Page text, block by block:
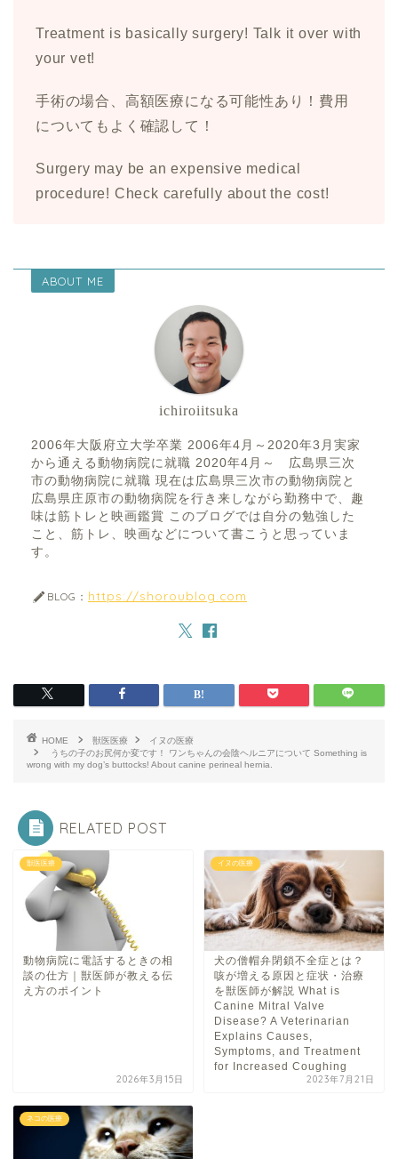
Treatment is basically surgery! Talk it over with
your vet!
手術の場合、高額医療になる可能性あり！費用
についてもよく確認して！
Surgery may be an expensive medical
procedure! Check carefully about the cost!
ABOUT ME
ichiroiitsuka
2006年大阪府立大学卒業 2006年4月～2020年3月実家
から通える動物病院に就職 2020年4月～ 広島県三次
市の動物病院に就職 現在は広島県三次市の動物病院と
広島県庄原市の動物病院を行き来しながら勤務中で、趣
味は筋トレと映画鑑賞 このブログでは自分の勉強した
こと、筋トレ、映画などについて書こうと思っていま
す。
BLOG： https://shoroublog.com
HOME 獣医医療
イヌの医療
うちの子のお尻何か変です！ ワンちゃんの会陰ヘルニアについて Something is
wrong with my dog’s buttocks! About canine perineal hernia.
RELATED POST
獣医医療
動物病院に電話するときの相
談の仕方｜獣医師が教える伝
え方のポイント
2026年3月15日
イヌの医療
犬の僧帽弁閉鎖不全症とは？
咳が増える原因と症状・治療
を獣医師が解説 What is
Canine Mitral Valve
Disease? A Veterinarian
Explains Causes,
Symptoms, and Treatment
for Increased Coughing
2023年7月21日
ネコの医療